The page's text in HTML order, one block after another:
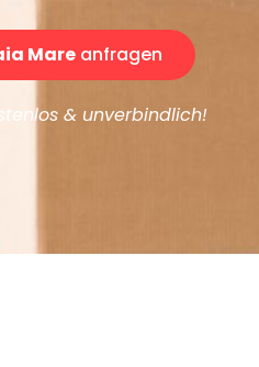
Mare anfragen
& unverbindlich!